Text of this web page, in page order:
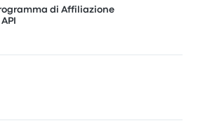
di Affiliazione